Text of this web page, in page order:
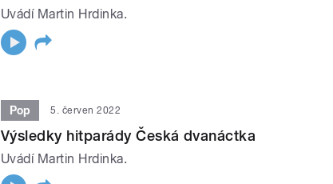
Uvádí Martin Hrdinka.
Pop 5. červen 2022
Výsledky hitparády Česká dvanáctka
Uvádí Martin Hrdinka.